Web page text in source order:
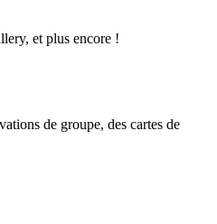
et plus encore !
de groupe, des cartes de